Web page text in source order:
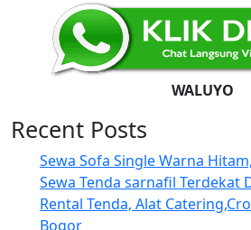
WALUYO
Recent Posts
Sewa Sofa Single Warna
Sewa Tenda sarnafil Terdekat
Rental Tenda, Alat
Bogor